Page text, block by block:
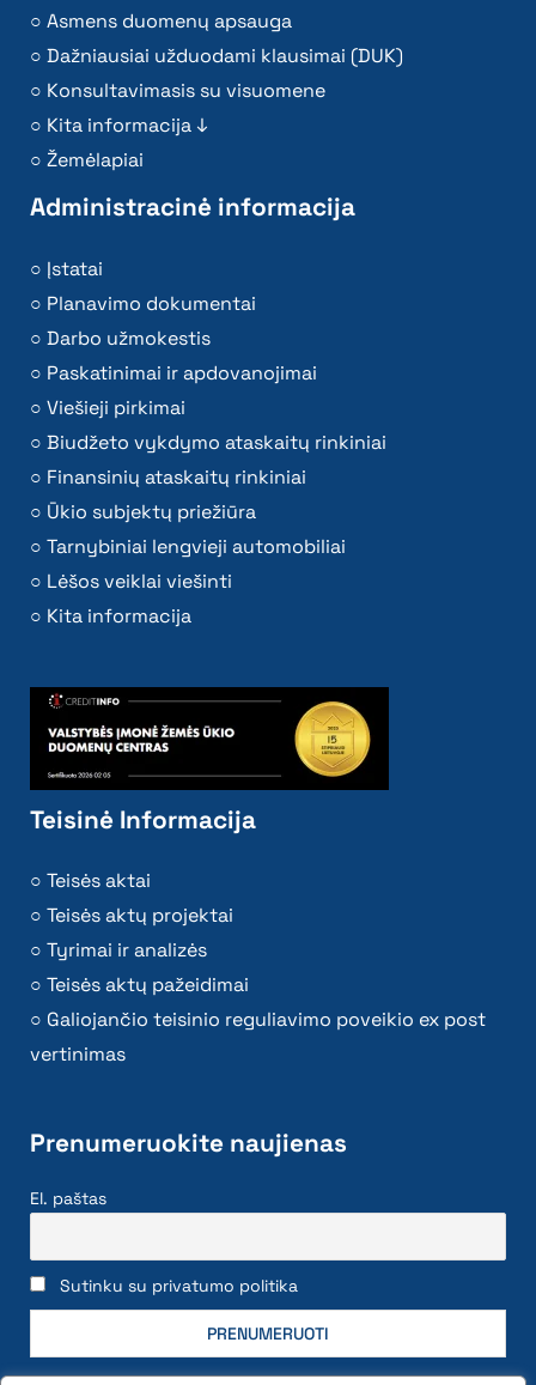
Asmens duomenų apsauga
Dažniausiai užduodami klausimai (DUK)
Konsultavimasis su visuomene
Kita informacija ↓
Žemėlapiai
Administracinė informacija
Įstatai
Planavimo dokumentai
Darbo užmokestis
Paskatinimai ir apdovanojimai
Viešieji pirkimai
Biudžeto vykdymo ataskaitų rinkiniai
Finansinių ataskaitų rinkiniai
Ūkio subjektų priežiūra
Tarnybiniai lengvieji automobiliai
Lėšos veiklai viešinti
Kita informacija
Teisinė Informacija
Teisės aktai
Teisės aktų projektai
Tyrimai ir analizės
Teisės aktų pažeidimai
Galiojančio teisinio reguliavimo poveikio ex post
vertinimas
Prenumeruokite naujienas
El. paštas
Sutinku su privatumo politika